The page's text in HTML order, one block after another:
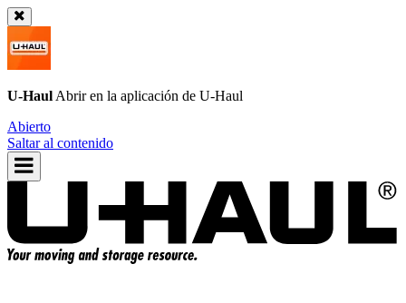
U-Haul Abrir en la aplicación de U-Haul
Abierto
Saltar al contenido